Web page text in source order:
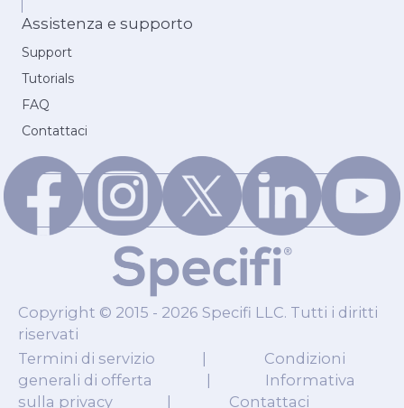
Assistenza e supporto
Support
Tutorials
FAQ
Contattaci
Copyright © 2015 - 2026 Specifi LLC. Tutti i diritti
riservati
Termini di servizio | Condizioni
generali di offerta | Informativa
sulla privacy | Contattaci